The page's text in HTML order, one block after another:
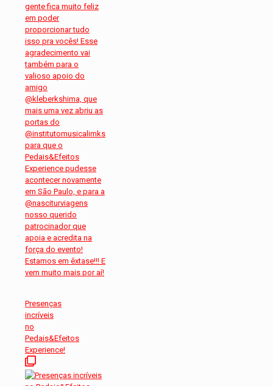
Presenças
incríveis
no
Pedais&Efeitos
Experience!